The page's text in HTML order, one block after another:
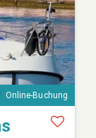
Online-Buchung